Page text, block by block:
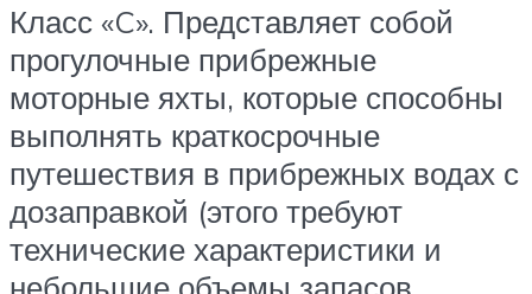
Класс «C». Представляет собой
прогулочные прибрежные
моторные яхты, которые способны
выполнять краткосрочные
путешествия в прибрежных водах с
дозаправкой (этого требуют
технические характеристики и